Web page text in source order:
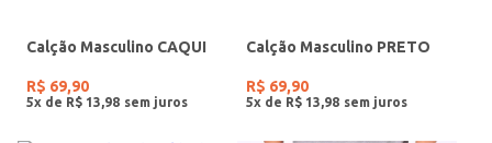
Calção Masculino CAQUI
R$ 69,90
5x de R$ 13 98
Calção Masculino PRETO
R$ 69,90
5x de R$ 13 98